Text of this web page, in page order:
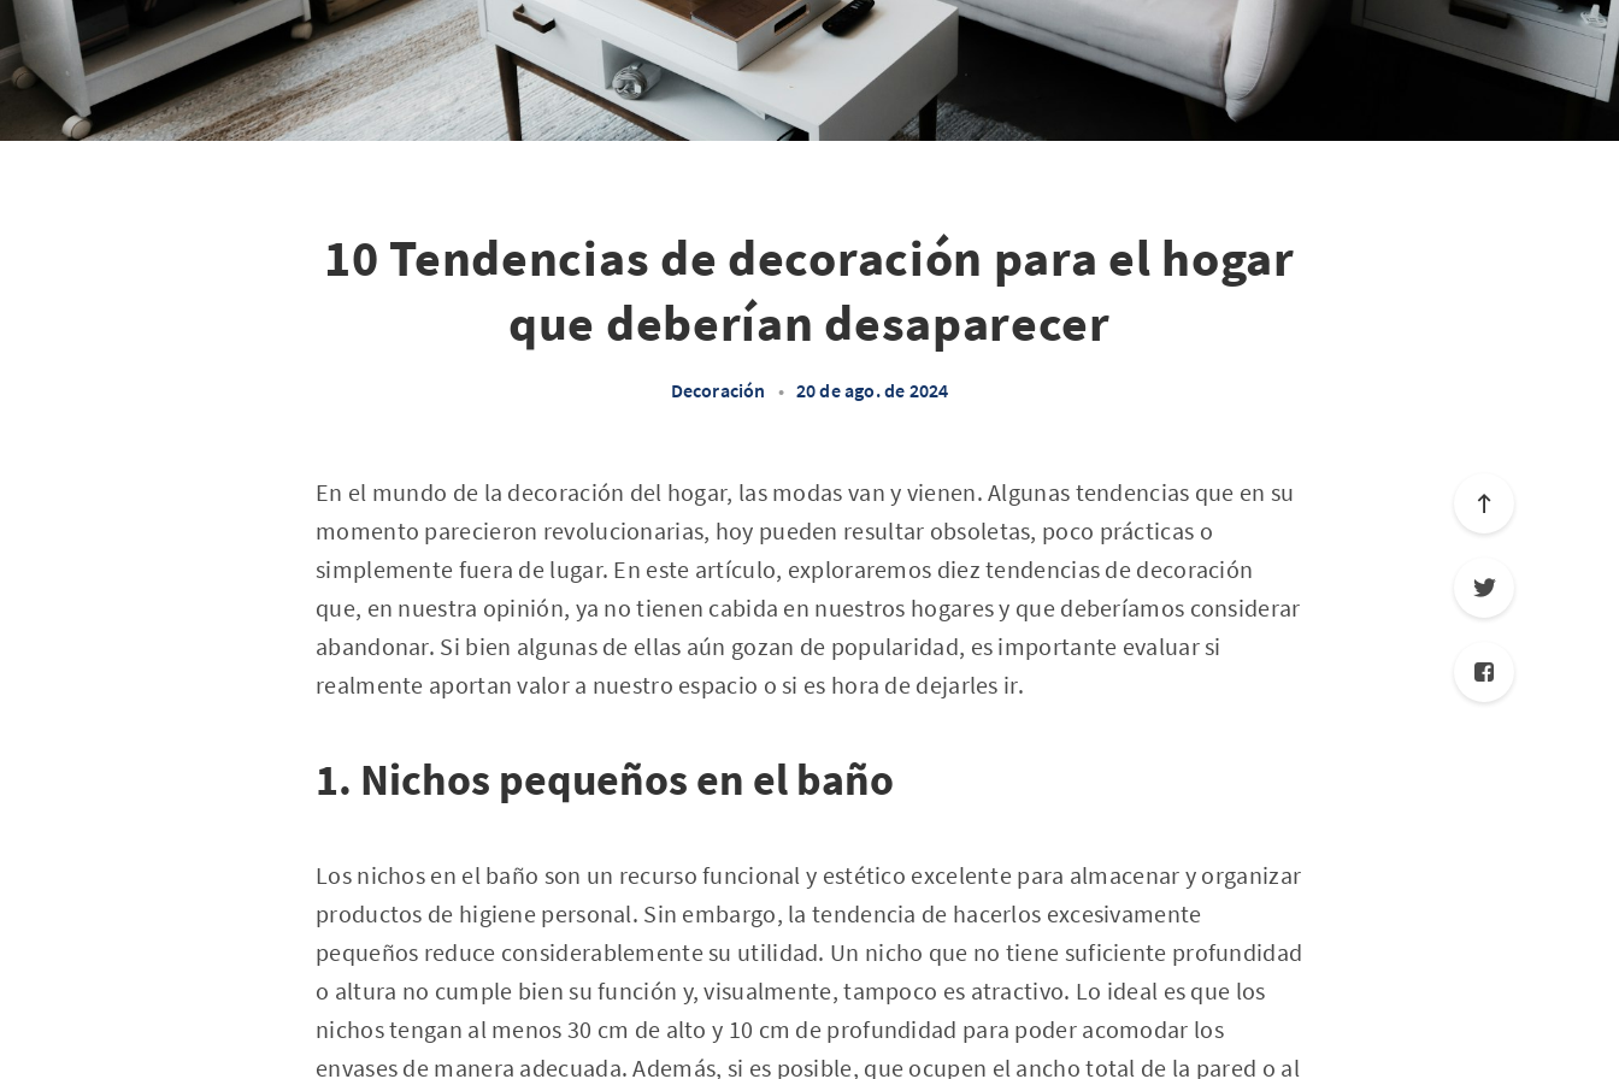
10 Tendencias de decoración para el hogar
que deberían desaparecer
Decoración • 20 de ago. de 2024
En el mundo de la decoración del hogar, las modas van y vienen. Algunas tendencias que en su
momento parecieron revolucionarias, hoy pueden resultar obsoletas, poco prácticas o
simplemente fuera de lugar. En este artículo, exploraremos diez tendencias de decoración
que, en nuestra opinión, ya no tienen cabida en nuestros hogares y que deberíamos considerar
abandonar. Si bien algunas de ellas aún gozan de popularidad, es importante evaluar si
realmente aportan valor a nuestro espacio o si es hora de dejarles ir.
1. Nichos pequeños en el baño
Los nichos en el baño son un recurso funcional y estético excelente para almacenar y organizar
productos de higiene personal. Sin embargo, la tendencia de hacerlos excesivamente
pequeños reduce considerablemente su utilidad. Un nicho que no tiene suficiente profundidad
o altura no cumple bien su función y, visualmente, tampoco es atractivo. Lo ideal es que los
nichos tengan al menos 30 cm de alto y 10 cm de profundidad para poder acomodar los
envases de manera adecuada. Además, si es posible, que ocupen el ancho total de la pared o al